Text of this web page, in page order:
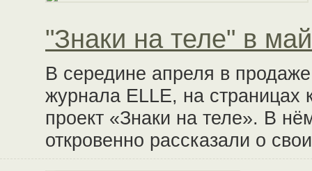
"Знаки на теле" в
В середине апреля в
журнала ELLE, на страницах
проект «Знаки на теле». В
откровенно рассказали о